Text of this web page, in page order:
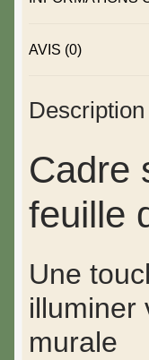
AVIS (0)
Description
Cadre
feuille
Une
illuminer
murale